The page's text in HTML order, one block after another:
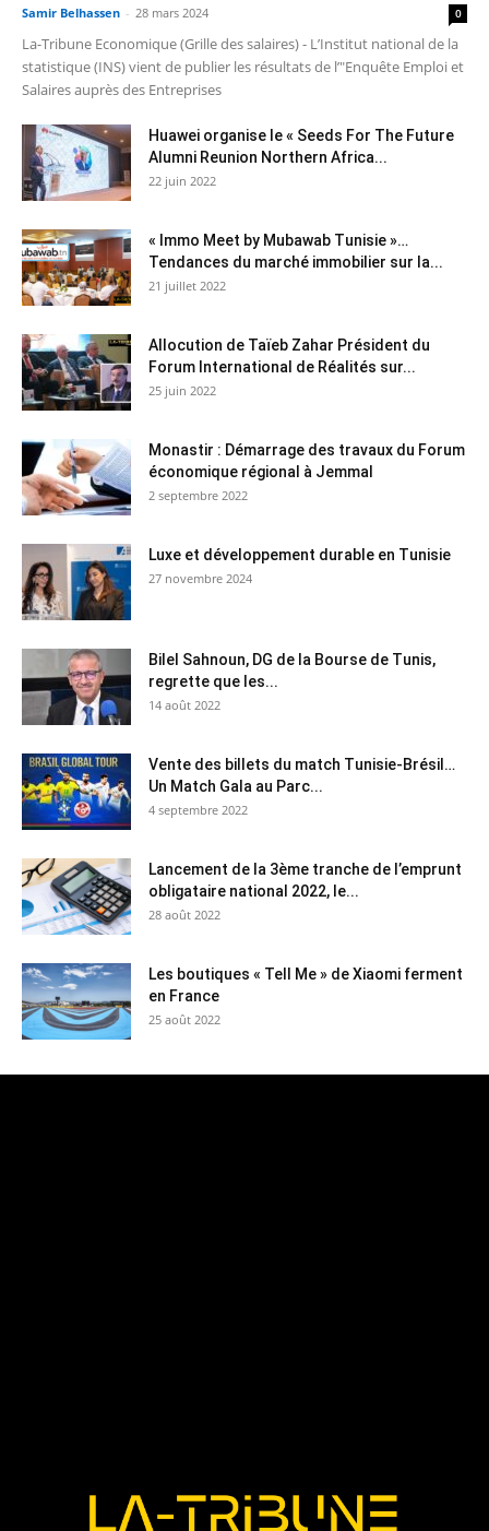
Samir Belhassen - 28 mars 2024 0
La-Tribune Economique (Grille des salaires) - L’Institut national de la
statistique (INS) vient de publier les résultats de l’"Enquête Emploi et
Salaires auprès des Entreprises
Huawei organise le « Seeds For The Future
Alumni Reunion Northern Africa...
22 juin 2022
« Immo Meet by Mubawab Tunisie »…
Tendances du marché immobilier sur la...
21 juillet 2022
Allocution de Taïeb Zahar Président du
Forum International de Réalités sur...
25 juin 2022
Monastir : Démarrage des travaux du Forum
économique régional à Jemmal
2 septembre 2022
Luxe et développement durable en Tunisie
27 novembre 2024
Bilel Sahnoun, DG de la Bourse de Tunis,
regrette que les...
14 août 2022
Vente des billets du match Tunisie-Brésil…
Un Match Gala au Parc...
4 septembre 2022
Lancement de la 3ème tranche de l’emprunt
obligataire national 2022, le...
28 août 2022
Les boutiques « Tell Me » de Xiaomi ferment
en France
25 août 2022